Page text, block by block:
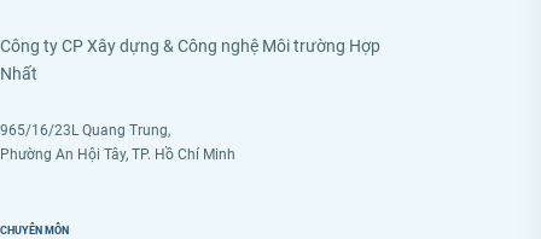
Công ty CP Xây dựng & Công nghệ Môi trường Hợp
Nhất
965/16/23L Quang Trung,
Phường An Hội Tây, TP. Hồ Chí Minh
CHUYÊN MÔN